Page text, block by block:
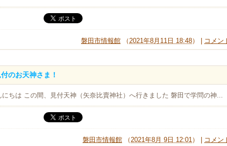
磐田市情報館 （2021年8月11日 18:48） | コメン
のお天神さま！
にちは この間、見付天神（矢奈比賣神社）へ行きました 磐田で学問の神...
磐田市情報館 （2021年8月 9日 12:01） | コメン